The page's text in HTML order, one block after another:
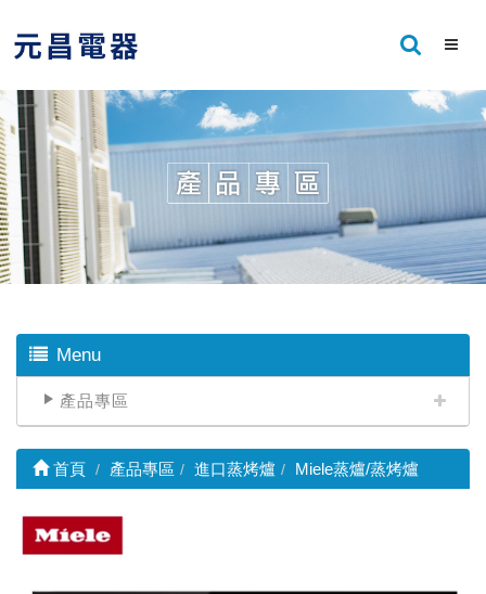
Menu
產品專區
首頁 產品專區 進口蒸烤爐 Miele蒸爐/蒸烤爐